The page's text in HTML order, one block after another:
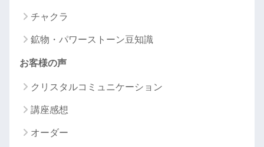
チャクラ
鉱物・パワーストーン豆知識
お客様の声
クリスタルコミュニケーション
講座感想
オーダー